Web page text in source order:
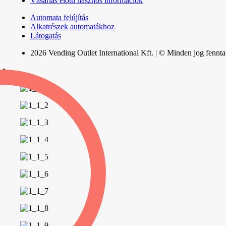
Automata felújítás
Alkatrészek automatákhoz
Látogatás
2026 Vending Outlet International Kft. | © Minden jog